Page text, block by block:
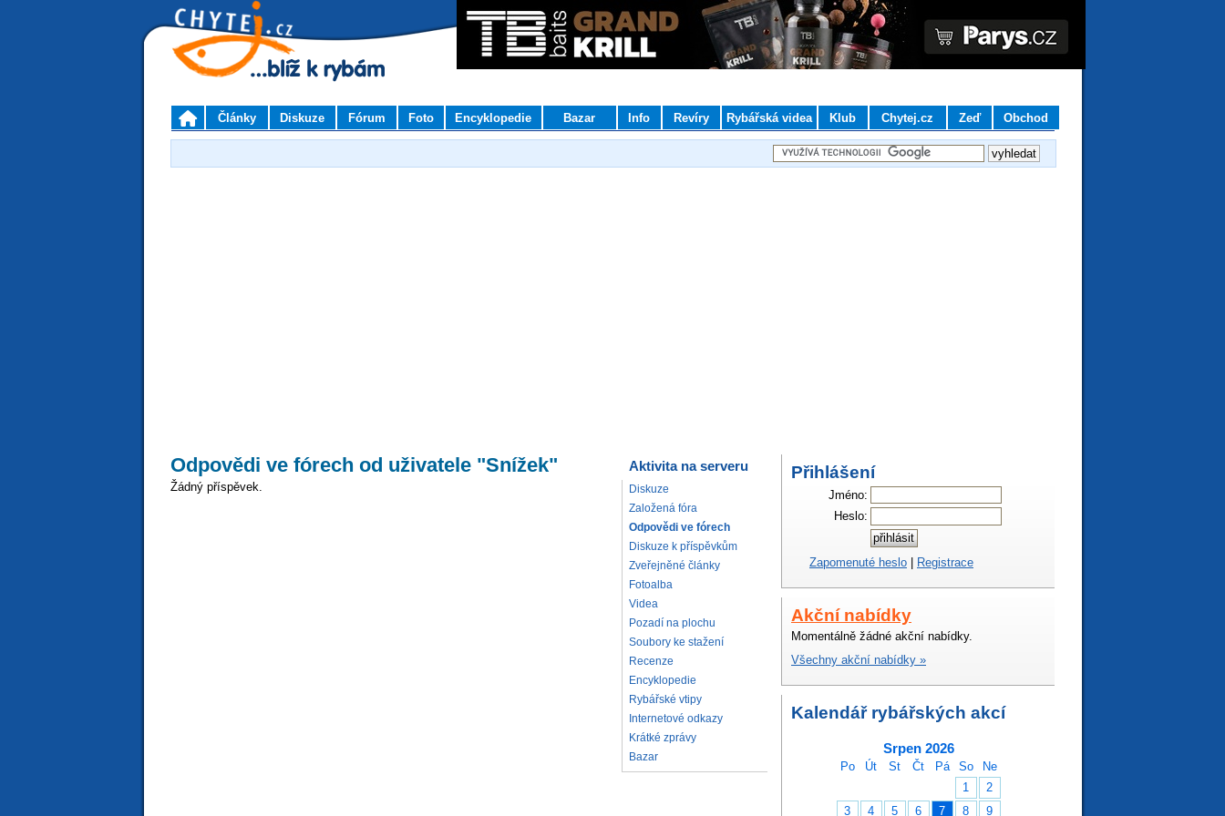
Články Diskuze Fórum Foto Encyklopedie Bazar Info Revíry Rybářská videa Klub Chytej.cz Zeď Obchod
Odpovědi ve fórech od uživatele "Snížek"
Žádný příspěvek.
Aktivita na serveru
Diskuze
Založená fóra
Odpovědi ve fórech
Diskuze k příspěvkům
Zveřejněné články
Fotoalba
Videa
Pozadí na plochu
Soubory ke stažení
Recenze
Encyklopedie
Rybářské vtipy
Internetové odkazy
Krátké zprávy
Bazar
Přihlášení
Jméno:
Heslo:
Zapomenuté heslo | Registrace
Akční nabídky
Momentálně žádné akční nabídky.
Všechny akční nabídky »
Kalendář rybářských akcí
Srpen 2026
Po Út St Čt Pá So
Ne
1
2
3
4 5 6 7 8 9